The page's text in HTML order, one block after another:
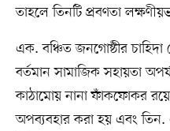
তাহলে তিনটি প্রবণতা
এক. বঞ্চিত জনগোষ্ঠীর চাহিদা
বর্তমান সামাজিক সহায়তা
কাঠামোয় নানা ফাঁকফোকর
অপব্যবহার করা হয় এবং তিন.